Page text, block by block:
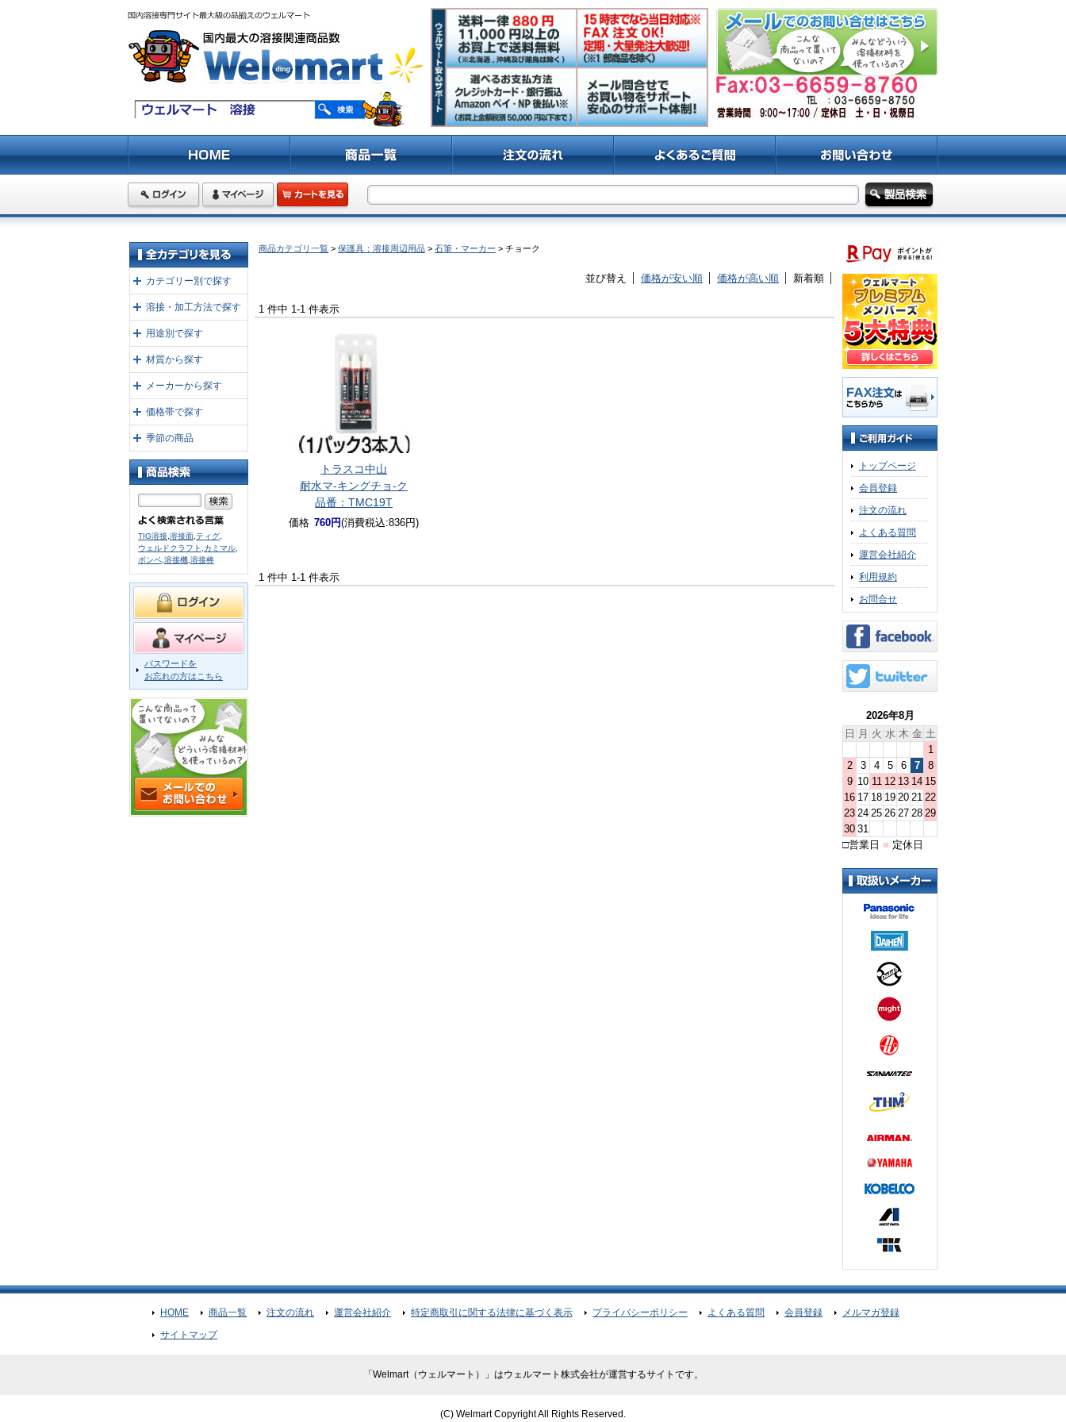
カテゴリー別で探す
溶接・加工方法で探す
用途別で探す
材質から探す
メーカーから探す
価格帯で探す
季節の商品
TIG溶接 溶接面 ティグ
ウェルドクラフト カミマル
ボンベ 溶接機 溶接棒
パスワードを
お忘れの方はこちら
商品カテゴリ一覧 > 保護具：溶接周辺用品 > 石筆・マーカー > チョーク
並び替え 価格が安い順 価格が高い順 新着順
1 件中 1-1 件表示
トラスコ中山
耐水マ-キングチョ-ク
品番：TMC19T
価格 760円(消費税込:836円)
1 件中 1-1 件表示
トップページ
会員登録
注文の流れ
よくある質問
運営会社紹介
利用規約
お問合せ
2026年8月
日 月 火 水 木 金 土
1
2
3 4 5 6 7
8
9 10 11 12 13 14 15
16 17 18 19 20 21 22
23 24 25 26 27 28 29
30 31
□営業日 ■ 定休日
HOME 商品一覧 注文の流れ 運営会社紹介 特定商取引に関する法律に基づく表示 プライバシーポリシー よくある質問 会員登録
メルマガ登録
サイトマップ
「Welmart（ウェルマート）」はウェルマート株式会社が運営するサイトです。
(C) Welmart Copyright All Rights Reserved.